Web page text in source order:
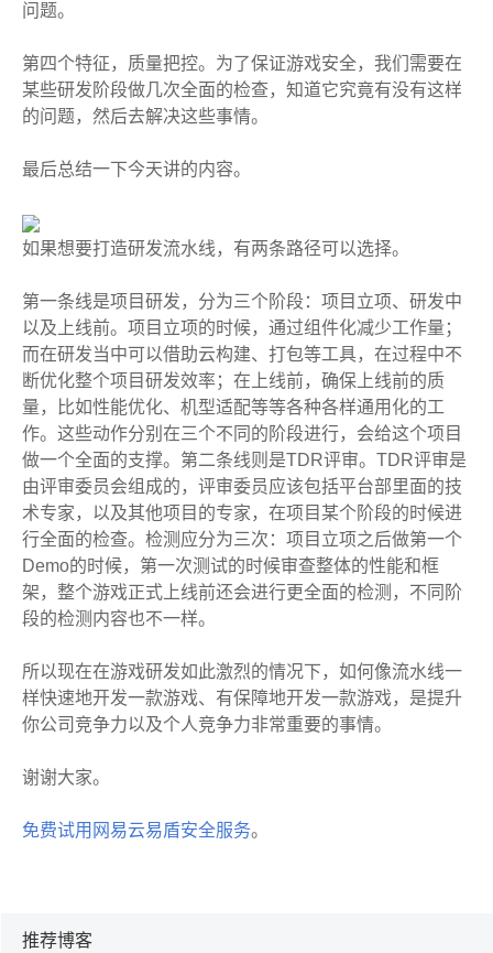
问题。
第四个特征，质量把控。为了保证游戏安全，我们需要在
某些研发阶段做几次全面的检查，知道它究竟有没有这样
的问题，然后去解决这些事情。
最后总结一下今天讲的内容。
如果想要打造研发流水线，有两条路径可以选择。
第一条线是项目研发，分为三个阶段：项目立项、研发中
以及上线前。项目立项的时候，通过组件化减少工作量；
而在研发当中可以借助云构建、打包等工具，在过程中不
断优化整个项目研发效率；在上线前，确保上线前的质
量，比如性能优化、机型适配等等各种各样通用化的工
作。这些动作分别在三个不同的阶段进行，会给这个项目
做一个全面的支撑。第二条线则是TDR评审。TDR评审是
由评审委员会组成的，评审委员应该包括平台部里面的技
术专家，以及其他项目的专家，在项目某个阶段的时候进
行全面的检查。检测应分为三次：项目立项之后做第一个
Demo的时候，第一次测试的时候审查整体的性能和框
架，整个游戏正式上线前还会进行更全面的检测，不同阶
段的检测内容也不一样。
所以现在在游戏研发如此激烈的情况下，如何像流水线一
样快速地开发一款游戏、有保障地开发一款游戏，是提升
你公司竞争力以及个人竞争力非常重要的事情。
谢谢大家。
免费试用网易云易盾安全服务。
推荐博客